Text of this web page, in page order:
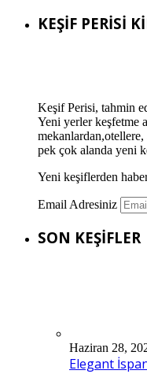
KEŞİF PERİSİ
Keşif Perisi, tahmin
Yeni yerler keşfetme
pek çok alanda yeni
Yeni keşiflerden
Email Adresiniz
SON KEŞİFLER
Haziran 28,
Elegant